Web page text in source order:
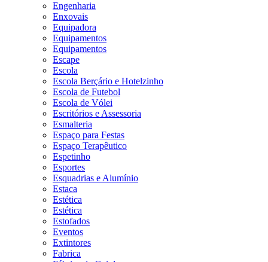
Engenharia
Enxovais
Equipadora
Equipamentos
Equipamentos
Escape
Escola
Escola Berçário e Hotelzinho
Escola de Futebol
Escola de Vólei
Escritórios e Assessoria
Esmalteria
Espaço para Festas
Espaço Terapêutico
Espetinho
Esportes
Esquadrias e Alumínio
Estaca
Estética
Estética
Estofados
Eventos
Extintores
Fabrica